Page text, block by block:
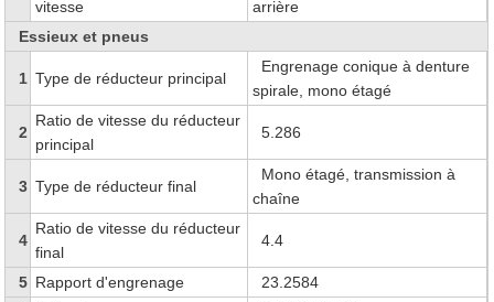
vitesse
arrière
Essieux et pneus
1 Type de réducteur principal
Engrenage conique à denture
spirale, mono étagé
2
Ratio de vitesse du réducteur
principal
5.286
3 Type de réducteur final
Mono étagé, transmission à
chaîne
4
Ratio de vitesse du réducteur
final
4.4
5 Rapport d'engrenage
23.2584